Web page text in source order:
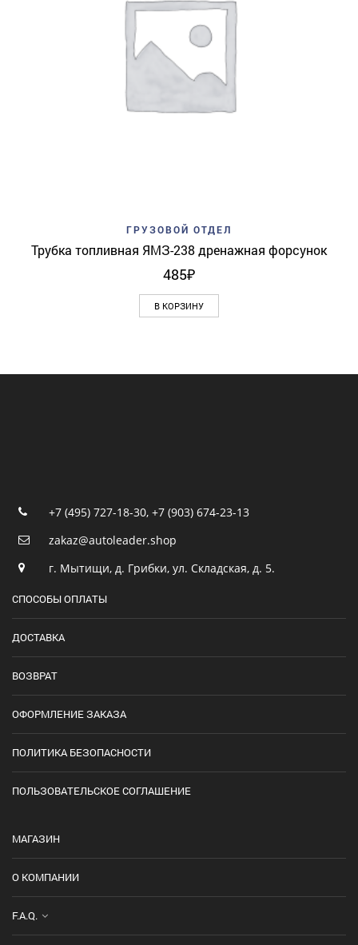
ГРУЗОВОЙ ОТДЕЛ
Трубка топливная ЯМЗ-238 дренажная форсунок
485₽
В КОРЗИНУ
+7 (495) 727-18-30, +7 (903) 674-23-13
zakaz@autoleader.shop
г. Мытищи, д. Грибки, ул. Складская, д. 5.
СПОСОБЫ ОПЛАТЫ
ДОСТАВКА
ВОЗВРАТ
ОФОРМЛЕНИЕ ЗАКАЗА
ПОЛИТИКА БЕЗОПАСНОСТИ
ПОЛЬЗОВАТЕЛЬСКОЕ СОГЛАШЕНИЕ
МАГАЗИН
О КОМПАНИИ
F.A.Q.